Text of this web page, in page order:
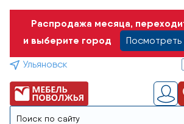
Распродажа месяца,
и выберите город
Посмотреть
Ульяновск